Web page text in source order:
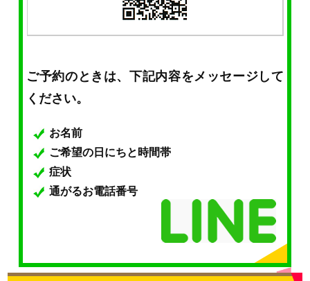
ご予約のときは、下記内容をメッセージして
ください。
お名前
ご希望の日にちと時間帯
症状
通がるお電話番号